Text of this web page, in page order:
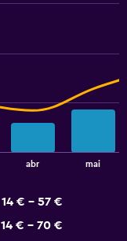
abr mai
14 € - 57 €
14 € - 70 €